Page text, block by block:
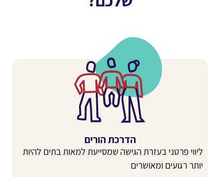
הדרכת הורים
ליווי פרטני בעזרת הגישה שמסייעת למאות בתים להיות
יותר רגועים ומאושרים